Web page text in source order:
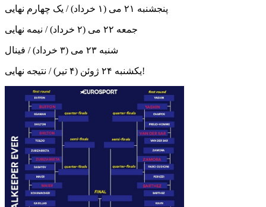
پنجشنبه ۲۱ می (۱ خرداد) / یک چهارم نهایی
جمعه ۲۲ می (۲ خرداد) / نیمه نهایی
شنبه ۲۳ می (۳ خرداد) / فینال
یکشنبه ۲۴ ژوئن (۴ تیر) / نتیجه نهایی!